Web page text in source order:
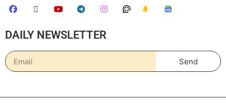
DAILY NEWSLETTER
Send